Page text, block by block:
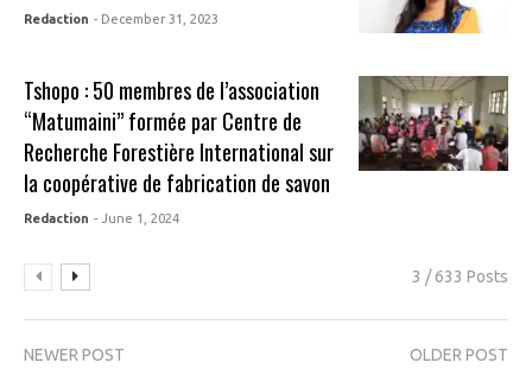
Redaction - December 31, 2023
Tshopo : 50 membres de l’association
“Matumaini” formée par Centre de
Recherche Forestière International sur
la coopérative de fabrication de savon
Redaction - June 1, 2024
3 / 633 Posts
NEWER POST OLDER POST